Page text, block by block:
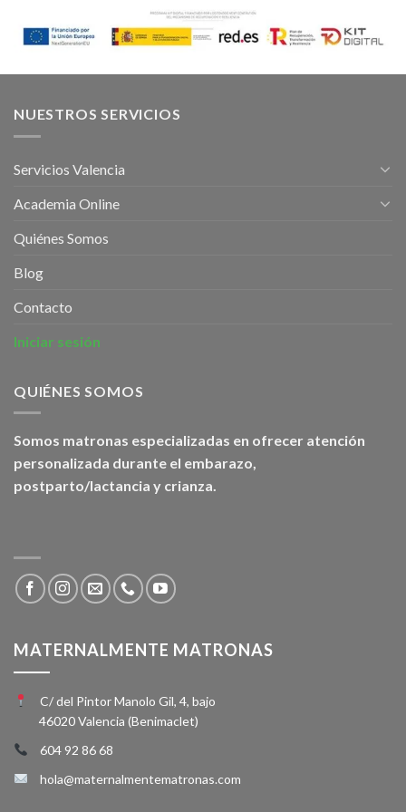
NUESTROS SERVICIOS
Servicios Valencia
Academia Online
Quiénes Somos
Blog
Contacto
Iniciar sesión
QUIÉNES SOMOS
Somos matronas especializadas en ofrecer atención
personalizada durante el embarazo,
postparto/lactancia y crianza.
MATERNALMENTE MATRONAS
C/ del Pintor Manolo Gil, 4, bajo
46020 Valencia (Benimaclet)
604 92 86 68
hola@maternalmentematronas.com